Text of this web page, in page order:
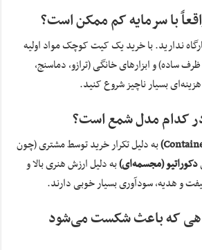
ندارید. با خرید یک کیت کوچک مواد اولیه
ساده) و ابزارهای خانگی (ترازو، دماسنج،
بسیار ناچیز شروع کنید.
)به دلیل تکرار خرید توسط مشتری (چون
دکوراتیو (مجسمه‌ای)به دلیل ارزش هنری بالا و
و هدیه، سودآوری بسیار خوبی دارند.
که باعث شکست می‌شود